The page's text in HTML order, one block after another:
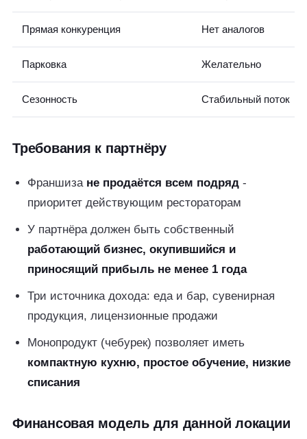
Прямая конкуренция Нет аналогов
Парковка Желательно
Сезонность Стабильный поток
Требования к партнёру
Франшиза не продаётся всем подряд -
приоритет действующим рестораторам
У партнёра должен быть собственный
работающий бизнес, окупившийся и
приносящий прибыль не менее 1 года
Три источника дохода: еда и бар, сувенирная
продукция, лицензионные продажи
Монопродукт (чебурек) позволяет иметь
компактную кухню, простое обучение, низкие
списания
Финансовая модель для данной локации